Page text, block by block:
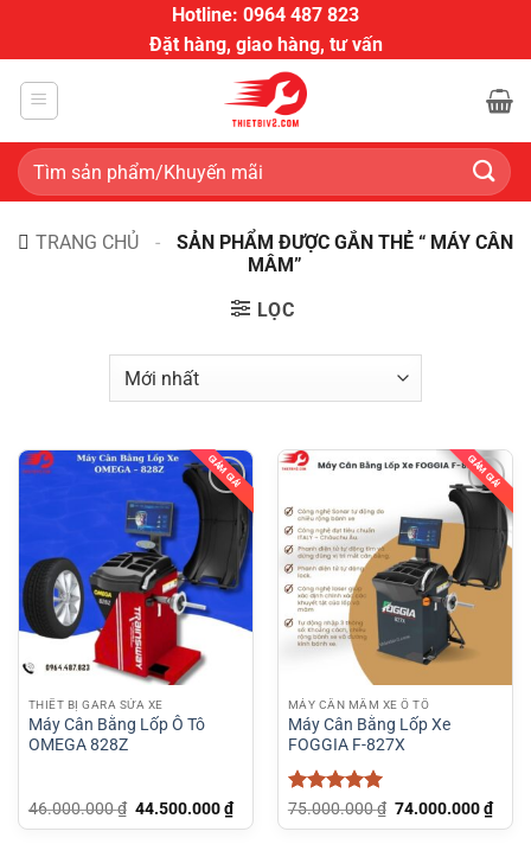
dung
Hotline: 0964 487 823
Đặt hàng, giao hàng, tư vấn
Tìm
kiếm:
TRANG CHỦ -
SẢN PHẨM ĐƯỢC GẮN THẺ “ MÁY CÂN
MÂM”
LỌC
GIẢM GIÁ!
THIẾT BỊ GARA SỬA XE
Máy Cân Bằng Lốp Ô Tô
OMEGA 828Z
46.000.000₫ Giá
44.500.000₫Giá
hiện
GIẢM GIÁ!
MÁY CÂN MÂM XE Ô TÔ
Máy Cân Bằng Lốp Xe
FOGGIA F-827X
Được xếp
hạng55
75.000.000₫ Giá
74.000.000₫Giá
hiện